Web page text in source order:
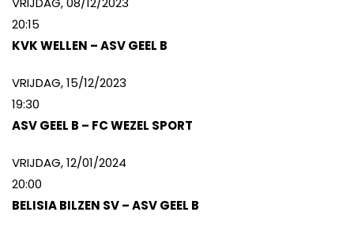
20:15
KVK WELLEN – ASV GEEL B
VRIJDAG, 15/12/2023
19:30
ASV GEEL B – FC WEZEL SPORT
VRIJDAG, 12/01/2024
20:00
BELISIA BILZEN SV – ASV GEEL B